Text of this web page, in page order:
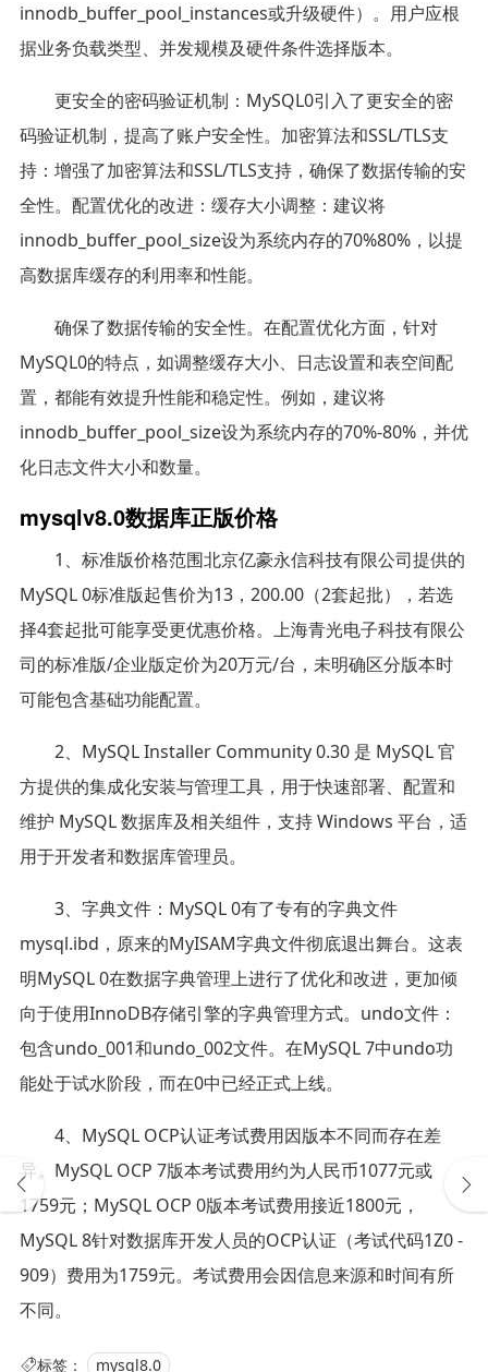
innodb_buffer_pool_instances或升级硬件）。用户应根
据业务负载类型、并发规模及硬件条件选择版本。
更安全的密码验证机制：MySQL0引入了更安全的密
码验证机制，提高了账户安全性。加密算法和SSL/TLS支
持：增强了加密算法和SSL/TLS支持，确保了数据传输的安
全性。配置优化的改进：缓存大小调整：建议将
innodb_buffer_pool_size设为系统内存的70%80%，以提
高数据库缓存的利用率和性能。
确保了数据传输的安全性。在配置优化方面，针对
MySQL0的特点，如调整缓存大小、日志设置和表空间配
置，都能有效提升性能和稳定性。例如，建议将
innodb_buffer_pool_size设为系统内存的70%-80%，并优
化日志文件大小和数量。
mysqlv8.0数据库正版价格
1、标准版价格范围北京亿豪永信科技有限公司提供的
MySQL 0标准版起售价为13，200.00（2套起批），若选
择4套起批可能享受更优惠价格。上海青光电子科技有限公
司的标准版/企业版定价为20万元/台，未明确区分版本时
可能包含基础功能配置。
2、MySQL Installer Community 0.30 是 MySQL 官
方提供的集成化安装与管理工具，用于快速部署、配置和
维护 MySQL 数据库及相关组件，支持 Windows 平台，适
用于开发者和数据库管理员。
3、字典文件：MySQL 0有了专有的字典文件
mysql.ibd，原来的MyISAM字典文件彻底退出舞台。这表
明MySQL 0在数据字典管理上进行了优化和改进，更加倾
向于使用InnoDB存储引擎的字典管理方式。undo文件：
包含undo_001和undo_002文件。在MySQL 7中undo功
能处于试水阶段，而在0中已经正式上线。
4、MySQL OCP认证考试费用因版本不同而存在差
异。MySQL OCP 7版本考试费用约为人民币1077元或
1759元；MySQL OCP 0版本考试费用接近1800元，
MySQL 8针对数据库开发人员的OCP认证（考试代码1Z0 -
909）费用为1759元。考试费用会因信息来源和时间有所
不同。
标签： mysql8.0